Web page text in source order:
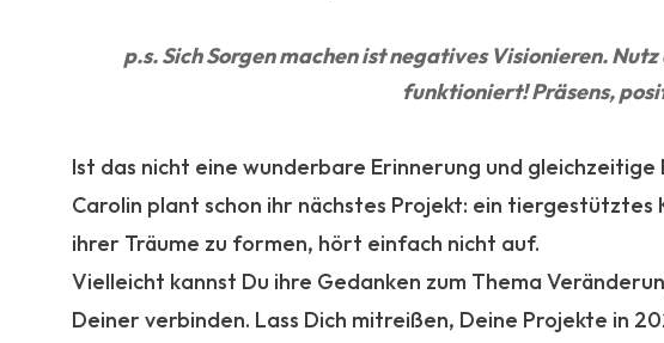
p.s. Sich Sorgen machen ist negatives Visionieren.
funktioniert! Präsens,
Ist das nicht eine wunderbare Erinnerung und gleichzeitige
Carolin plant schon ihr nächstes Projekt: ein
ihrer Träume zu formen, hört einfach nicht auf.
Vielleicht kannst Du ihre Gedanken zum Thema
Deiner verbinden. Lass Dich mitreißen, Deine Projekte in